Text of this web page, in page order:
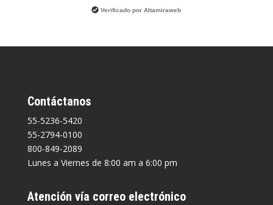
Verificado porAltamiraweb
Contáctanos
55-5236-5420
55-2794-0100
800-849-2089
Lunes a Viernes de 8:00 am a 6:00 pm
Atención vía correo electrónico